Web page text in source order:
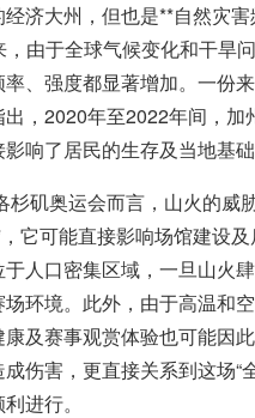
济大州，但也是**自然灾害
，由于全球气候变化和干旱
、强度都显著增加。一份
，2020年至2022年间，加
响了居民的生存及当地基础
杉矶奥运会而言，山火的威
它可能直接影响场馆建设及
人口密集区域，一旦山火
环境。此外，由于高温和
及赛事观赏体验也可能因
伤害，更直接关系到这场“
进行。